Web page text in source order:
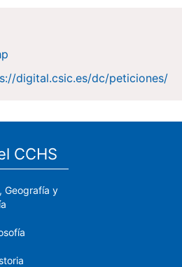
digital.csic.es/dc/peticiones/
CCHS
Geografía y